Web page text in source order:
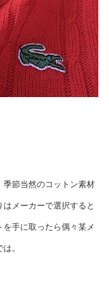
季節当然のコットン素材
メーカーで選択すると
手に取ったら偶々某メ
。